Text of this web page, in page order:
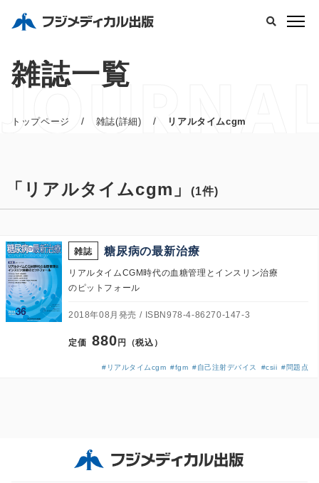
雑誌一覧
トップページ / 雑誌(詳細) / リアルタイムcgm
「リアルタイムcgm」(1件)
雑誌 糖尿病の最新治療
リアルタイムCGM時代の血糖管理とインスリン治療
のピットフォール
2018年08月発売 ISBN978-4-86270-147-3
定価 880 円（税込）
#リアルタイムcgm #fgm #自己注射デバイス #csii #問題点